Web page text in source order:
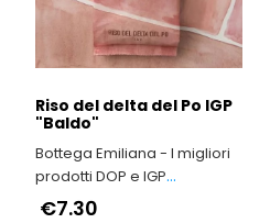
Riso del delta del Po IGP
"Baldo"
Bottega Emiliana - I migliori
prodotti DOP e IGP
dell'Emilia-Romagna
€7.30